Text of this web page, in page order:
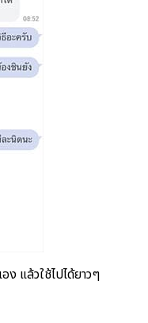
ง แล้วใช้ไปได้ยาวๆ